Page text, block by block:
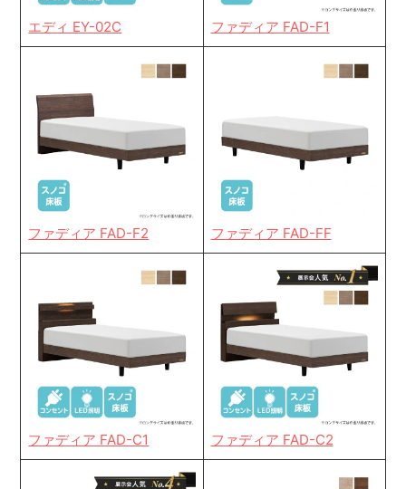
エディ EY-02C ファディア FAD-F1
ファディア FAD-F2 ファディア FAD-FF
ファディア FAD-C1 ファディア FAD-C2